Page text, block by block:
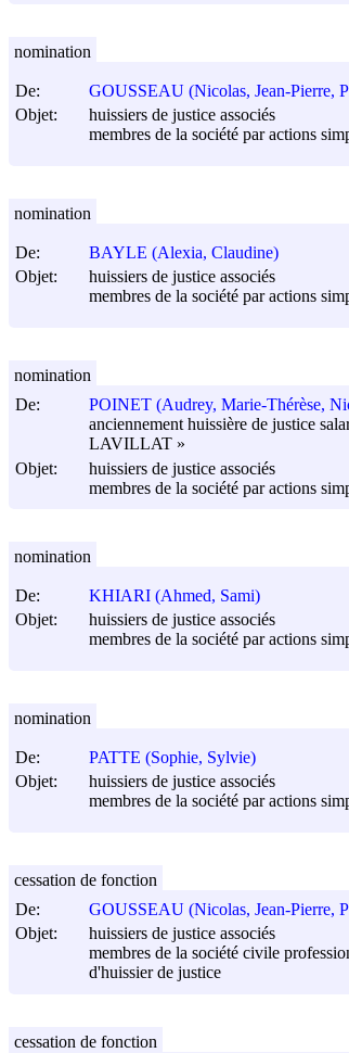
De:
GOUSSEAU (Nicolas, Jean-Pierre,
Objet:
huissiers de justice associés
membres de la société par actions
nomination
De:
BAYLE (Alexia, Claudine)
Objet:
huissiers de justice associés
membres de la société par actions
nomination
De:
POINET (Audrey, Marie-Thérèse,
anciennement huissière de justice
LAVILLAT »
Objet:
huissiers de justice associés
membres de la société par actions
nomination
De:
KHIARI (Ahmed, Sami)
Objet:
huissiers de justice associés
membres de la société par actions
nomination
De:
PATTE (Sophie, Sylvie)
Objet:
huissiers de justice associés
membres de la société par actions
nomination
De:
GOUSSEAU (Nicolas, Jean-Pierre,
Objet:
huissiers de justice associés
membres de la société civile
d'huissier de justice
cessation de fonction
cessation de fonction